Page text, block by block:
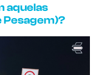
aquelas
Pesagem)?